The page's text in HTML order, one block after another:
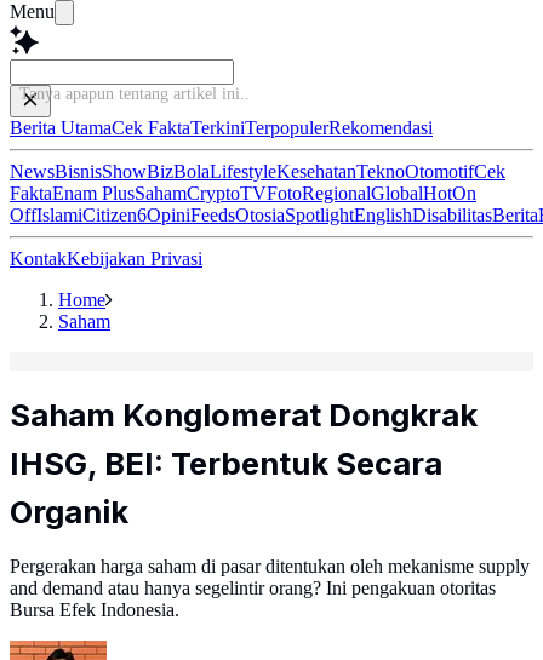
Menu
Tanya apapun tentang ar
Berita UtamaCek FaktaTerkiniTerpopulerRekomendasi
NewsBisnisShowBizBolaLifestyleKesehatanTeknoOtomotifCek
FaktaEnam PlusSahamCryptoTVFotoRegionalGlobalHotOn
OffIslamiCitizen6OpiniFeedsOtosiaSpotlightEnglishDisabilitasBerita
KontakKebijakan Privasi
Home
Saham
Saham Konglomerat Dongkrak
IHSG, BEI: Terbentuk Secara
Organik
Pergerakan harga saham di pasar ditentukan oleh mekanisme supply
and demand atau hanya segelintir orang? Ini pengakuan otoritas
Bursa Efek Indonesia.